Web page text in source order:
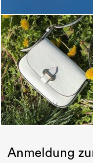
Anmeldung